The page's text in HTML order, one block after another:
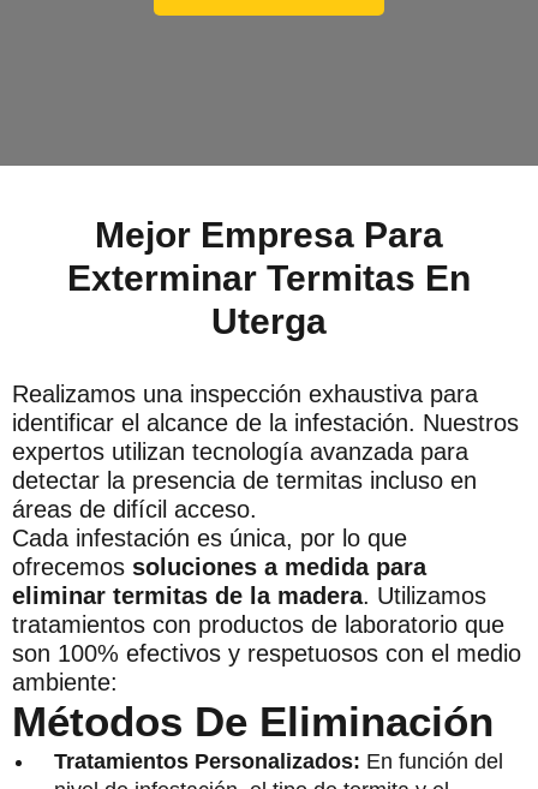
Mejor Empresa Para
Exterminar Termitas En
Uterga
Realizamos una inspección exhaustiva para
identificar el alcance de la infestación. Nuestros
expertos utilizan tecnología avanzada para
detectar la presencia de termitas incluso en
áreas de difícil acceso.
Cada infestación es única, por lo que
ofrecemos soluciones a medida para
eliminar termitas de la madera. Utilizamos
tratamientos con productos de laboratorio que
son 100% efectivos y respetuosos con el medio
ambiente:
Métodos De Eliminación
Tratamientos Personalizados: En función del